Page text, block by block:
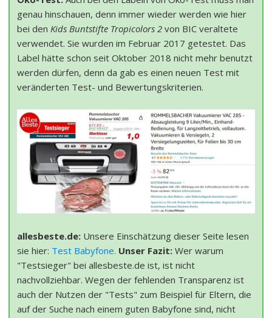
genau hinschauen, denn immer wieder werden wie hier
bei den Kids Buntstifte Tropicolors 2 von BIC veraltete
verwendet. Sie wurden im Februar 2017 getestet. Das
Label hätte schon seit Oktober 2018 nicht mehr benutzt
werden dürfen, denn da gab es einen neuen Test mit
veränderten Test- und Bewertungskriterien.
allesbeste.de: Unsere Einschätzung dieser Seite lesen
sie hier: Test Babyfone. Unser Fazit: Wer warum
"Testsieger" bei allesbeste.de ist, ist nicht
nachvollziehbar. Wegen der fehlenden Transparenz ist
auch der Nutzen der "Tests" zum Beispiel für Eltern, die
auf der Suche nach einem guten Babyfone sind, nicht